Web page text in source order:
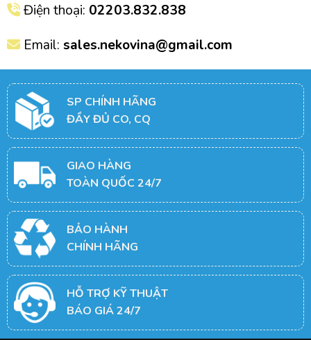
Điện thoại: 02203.832.838
Email: sales.nekovina@gmail.com
SP CHÍNH HÃNG
ĐẦY ĐỦ CO, CQ
GIAO HÀNG
TOÀN QUỐC 24/7
BẢO HÀNH
CHÍNH HÃNG
HỖ TRỢ KỸ THUẬT
BÁO GIÁ 24/7